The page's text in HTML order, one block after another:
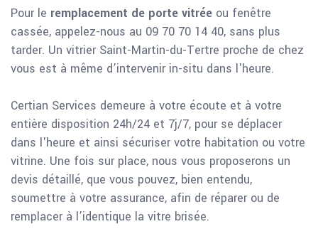
Pour le remplacement de porte vitrée ou fenêtre
cassée, appelez-nous au 09 70 70 14 40, sans plus
tarder. Un vitrier Saint-Martin-du-Tertre proche de chez
vous est à même d’intervenir in-situ dans l'heure.
Certian Services demeure à votre écoute et à votre
entière disposition 24h/24 et 7j/7, pour se déplacer
dans l'heure et ainsi sécuriser votre habitation ou votre
vitrine. Une fois sur place, nous vous proposerons un
devis détaillé, que vous pouvez, bien entendu,
soumettre à votre assurance, afin de réparer ou de
remplacer à l’identique la vitre brisée.